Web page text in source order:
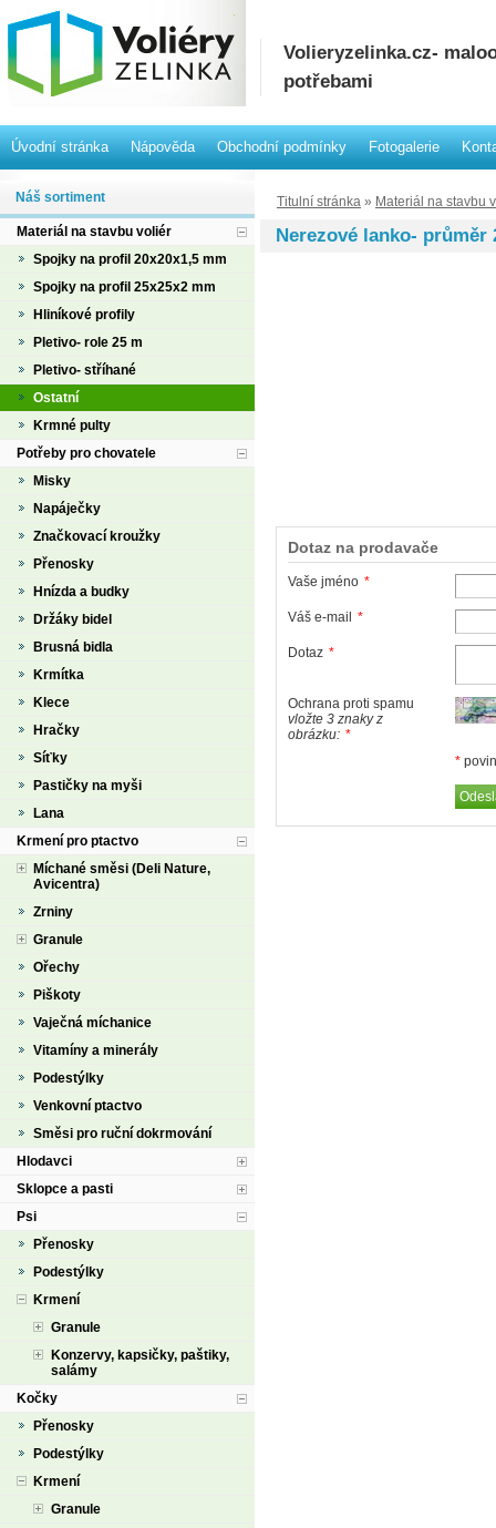
Volieryzelinka.cz-
potřebami
Úvodní stránka Nápověda Obchodní podmínky Fotogalerie
Titulní stránka » Materiál na stavbu
Nerezové lanko- průměr
Dotaz na prodavače
Vaše jméno *
Váš e-mail *
Dotaz *
Ochrana proti spamu
vložte 3 znaky z
obrázku: *
*
Náš sortiment
Materiál na stavbu voliér
Spojky na profil 20x20x1,5 mm
Spojky na profil 25x25x2 mm
Hliníkové profily
Pletivo- role 25 m
Pletivo- stříhané
Ostatní
Krmné pulty
Potřeby pro chovatele
Misky
Napáječky
Značkovací kroužky
Přenosky
Hnízda a budky
Držáky bidel
Brusná bidla
Krmítka
Klece
Hračky
Síťky
Pastičky na myši
Lana
Krmení pro ptactvo
Míchané směsi (Deli Nature,
Avicentra)
Zrniny
Granule
Ořechy
Piškoty
Vaječná míchanice
Vitamíny a minerály
Podestýlky
Venkovní ptactvo
Směsi pro ruční dokrmování
Hlodavci
Sklopce a pasti
Psi
Přenosky
Podestýlky
Krmení
Granule
Konzervy, kapsičky, paštiky,
salámy
Kočky
Přenosky
Podestýlky
Krmení
Granule